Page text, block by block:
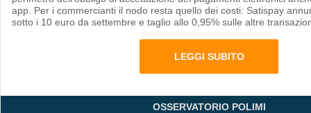
app. Per i commercianti il nodo resta quello dei costi: Satispay
sotto i 10 euro da settembre e taglio allo 0,95% sulle altre
LEGGI SUBITO
OSSERVATORIO POLIMI